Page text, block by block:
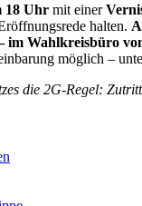
18 Uhr mit einer
halten.
Wahlkreisbüro
möglich –
die 2G-Regel: